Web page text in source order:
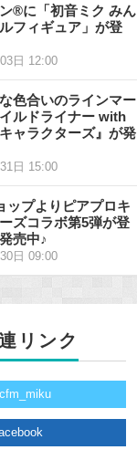
®に「初音ミク みん
フィギュア」が登
日 12:00
色合いのラインマー
ルドライナー with
ャラクターズ』が発
日 15:00
ップよりピアプロキ
ズコラボ第5弾が登
売中♪
日 09:00
リンク